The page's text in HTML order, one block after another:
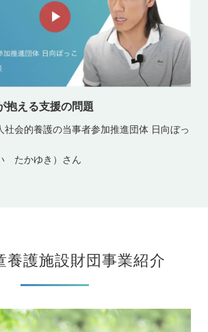
抱える支援の問題
社会的養護の当事者参加推進団体 日向ぼっ
たかゆき）さん
養護施設財団事業紹介